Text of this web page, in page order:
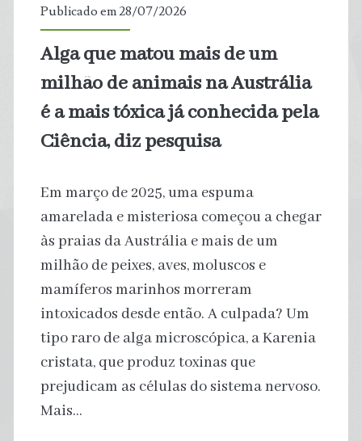
Terra
Publicado em 28/07/2026
Alga que matou mais de um
milhão de animais na Austrália
é a mais tóxica já conhecida pela
Ciência, diz pesquisa
Em março de 2025, uma espuma
amarelada e misteriosa começou a chegar
às praias da Austrália e mais de um
milhão de peixes, aves, moluscos e
mamíferos marinhos morreram
intoxicados desde então. A culpada? Um
tipo raro de alga microscópica, a Karenia
cristata, que produz toxinas que
prejudicam as células do sistema nervoso.
Mais…